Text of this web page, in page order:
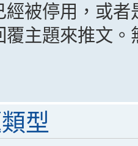
經被停用，或
覆主題來推文
型